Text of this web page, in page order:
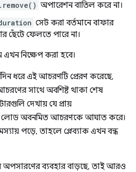
অপারেশন বাতিল করে না।
সেট করা বর্তমানে বাফার
ছেঁটে ফেলতে পারে না।
এখন নিক্ষেপ করা হবে।
ধরে এই আচরণটি প্রেরণ করেছে,
সাথে অবশিষ্ট থাকা শেষ
দেখায় যে প্রায়
লোড অবনমিত আচরণকে আঘাত করে।
পড়ে, তাহলে প্লেব্যাক এখন বন্ধ
অপসারণের ব্যবহার বাড়ছে, তাই আরও